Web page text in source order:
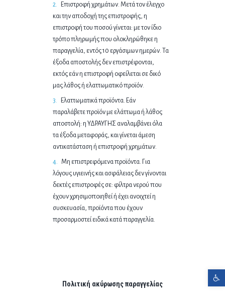
Ανοίξτε τη γραμμή εργαλείων
Επιστροφή χρημάτων. Μετά τον έλεγχο
και την αποδοχή της επιστροφής, η
επιστροφή του ποσού γίνεται: με τον ίδιο
τρόπο πληρωμής που ολοκληρώθηκε η
παραγγελία, εντός 10 εργάσιμων ημερών. Τα
έξοδα αποστολής δεν επιστρέφονται,
εκτός εάν η επιστροφή οφείλεται σε δικό
μας λάθος ή ελαττωματικό προϊόν.
Ελαττωματικά προϊόντα. Εάν
παραλάβετε προϊόν με ελάττωμα ή λάθος
αποστολή: η ΥΔΡΑΥΓΗΣ αναλαμβάνει όλα
τα έξοδα μεταφοράς, και γίνεται άμεση
αντικατάσταση ή επιστροφή χρημάτων.
Μη επιστρεφόμενα προϊόντα. Για
λόγους υγιεινής και ασφάλειας δεν γίνονται
δεκτές επιστροφές σε: φίλτρα νερού που
έχουν χρησιμοποιηθεί ή έχει ανοιχτεί η
συσκευασία, προϊόντα που έχουν
προσαρμοστεί ειδικά κατά παραγγελία.
Πολιτική ακύρωσης παραγγελίας